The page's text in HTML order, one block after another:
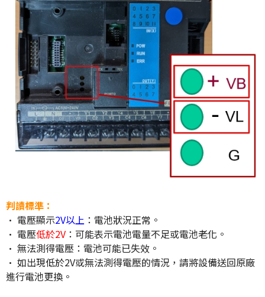
判讀標準：
• 電壓顯示2V以上 ：電池狀況正常。
• 電壓低於2V ：可能表示電池電量不足或電池老化。
• 無法測得電壓：電池可能已失效。
• 如出現低於2V或無法測得電壓的情況，請將設備送回原廠
進行電池更換。